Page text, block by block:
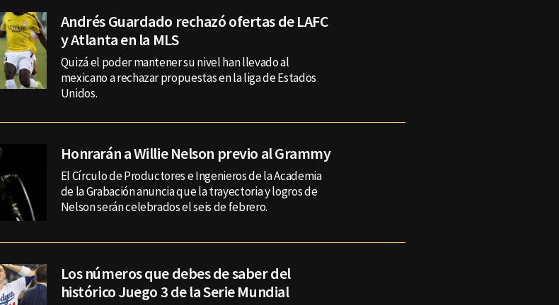
Andrés Guardado rechazó ofertas de LAFC
y Atlanta en la MLS
Quizá el poder mantener su nivel han llevado al
mexicano a rechazar propuestas en la liga de Estados
Unidos.
Honrarán a Willie Nelson previo al Grammy
El Círculo de Productores e Ingenieros de la Academia
de la Grabación anuncia que la trayectoria y logros de
Nelson serán celebrados el seis de febrero.
Los números que debes de saber del
histórico Juego 3 de la Serie Mundial